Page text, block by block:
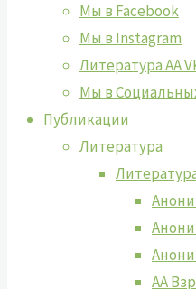
Мы в Facebook
Мы в Instagram
Литература АА
Мы в
Публикации
Литература
АА